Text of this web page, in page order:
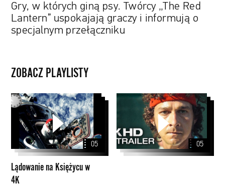
o
specjalnym
przełączniku
Gry, w których giną psy. Twórcy „The Red
Lantern” uspokajają graczy i informują o
specjalnym przełączniku
ZOBACZ PLAYLISTY
Lądowanie
na
Księżycu
05
Lądowanie na Księżycu w
4K
05